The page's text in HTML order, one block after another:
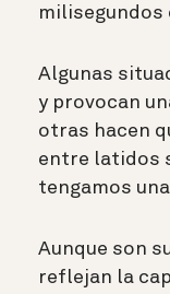
Algunas
y provocan
otras hacen
entre latidos
tengamos
Aunque son
reflejan la